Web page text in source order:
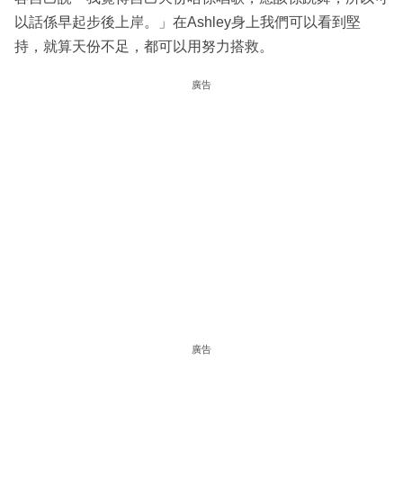
以話係早起步後上岸。」在Ashley身上我們可以看到堅
持，就算天份不足，都可以用努力搭救。
廣告
廣告